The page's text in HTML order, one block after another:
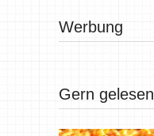
Werbung
Gern gelesen